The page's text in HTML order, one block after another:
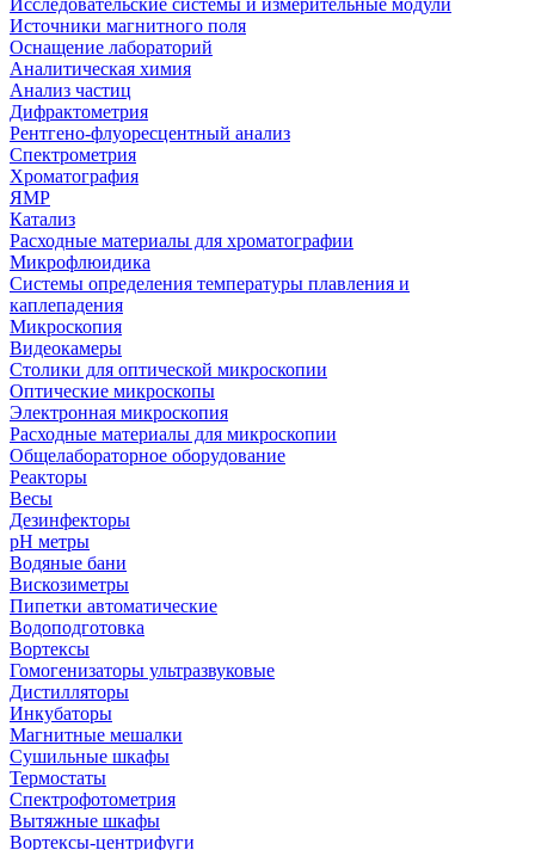
Исследовательские системы и измерительные модули
Источники магнитного поля
Оснащение лабораторий
Аналитическая химия
Анализ частиц
Дифрактометрия
Рентгено-флуоресцентный анализ
Спектрометрия
Хроматография
ЯМР
Катализ
Расходные материалы для хроматографии
Микрофлюидика
Системы определения температуры плавления и
каплепадения
Микроскопия
Видеокамеры
Столики для оптической микроскопии
Оптические микроскопы
Электронная микроскопия
Расходные материалы для микроскопии
Общелабораторное оборудование
Реакторы
Весы
Дезинфекторы
рН метры
Водяные бани
Вискозиметры
Пипетки автоматические
Водоподготовка
Вортексы
Гомогенизаторы ультразвуковые
Дистилляторы
Инкубаторы
Магнитные мешалки
Сушильные шкафы
Термостаты
Спектрофотометрия
Вытяжные шкафы
Вортексы-центрифуги